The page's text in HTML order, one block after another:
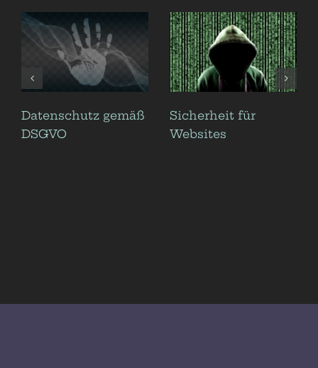
Datenschutz gemäß
DSGVO
Sicherheit für
Websites